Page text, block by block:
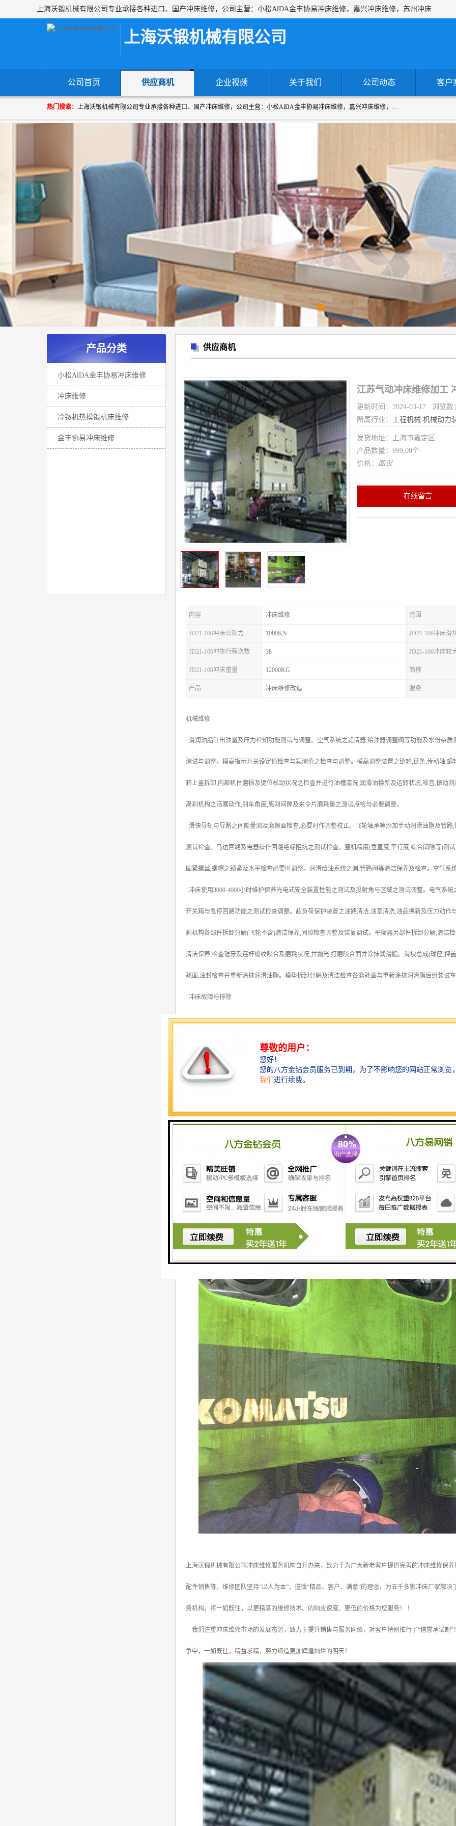
上海沃锻机械有限公司专业承接各种进口、国产冲床维修，公司主营：小松AlDA金丰协易冲床维修，嘉兴冲床维修，苏州冲床维修，冷镦机热模锻机床维修，提供各种冲床配件！！一站式服务为您解决一切冲床问题！
上海沃锻机械有限公司
公司首页 供应商机 企业视频 关于我们 公司动态 客户
热门搜索： 上海沃锻机械有限公司专业承接各种进口、国产冲床维修，公司主营：小松AlDA金丰协易冲床维修，嘉兴冲床维修，苏州冲床维修，冷镦机热模锻机床维修，提供各种冲床配件！！一站式服务为您解决一切冲床问题！
产品分类
小松AlDA金丰协易冲床维修
冲床维修
冷镦机热模锻机床维修
金丰协易冲床维修
供应商机
江苏气动冲床维修加工
更新时间：2024-03-17 浏览数
所属行业： 工程机械 机械动力
发货地址：上海市嘉定区
产品数量：999.00个
价格： 面议
在线留言
内容 冲床维修 范围
JD21-100冲床公称力 1000KN JD21-100冲床滑
JD21-100冲床行程次数 38 JD21-100冲床较
JD21-100冲床重量 12000KG 简称
产品 冲床维修改造 服务
机械维修
滑润油脂吐出油量及压力检知功能测试与调整。空气系统之滤清器,给油器调整阀等功能及水份杂
测试与调整。模高指示开关设定值检查与实测值之检查与调整。模高调整装置之链轮,链条,传动轴,
箱上盖拆卸,内部机件磨损及键位松动状况之检查并进行油槽清洗,润滑油换新及运转状况,噪音,振动
离刹机构之活塞动作,刹车角度,离刹间隙及来令片磨耗量之测试点检与必要调整。
滑快导轨与导路之间隙量测及磨擦面检查,必要时作调整校正。飞轮轴承等添加手动润滑油脂及管
测试检查。马达回路及电器操作回路绝缘阻抗之测试检查。整机精度(垂直度,平行度,综合间隙等)测
固紧螺丝,螺帽之锁紧及水平检查必要时调整。润滑给油系统之浦,管路阀等清洁保养及检查。空气系
冲床使用3000-4000小时维护保养光电式安全装置性能之测试及投射角与区域之测试调整。电气系
开关箱与急停回路功能之测试检查调整。超负荷保护装置之油路清洁,油室清洗,油品换新及压力动
刹机构各部件拆卸分解(飞轮不含)清洁保养,间隙检查调整及装复调试。平衡器另部件拆卸分解,清洁
清洁保养,检查锯牙及连杆螺纹咬合及磨耗状况,并抛光,打磨咬合面并涂抹润滑脂。滑块总成(球座,押
耗面,油封检查并重新涂抹润滑油脂。模垫拆卸分解及清洁检查各磨耗面与重新涂抹润滑脂后组装试
冲床故障与排除
1 、曲轴轴承发热 轴套刮的不好,润滑不良 重新刮研铜瓦,检查润滑情况。
3 、导轨烧灼 导轨间隙过小、润滑不良 、接触不良 重新研刮导轨 、调整间隙 、注意润滑
4 、操作时离合器不结合或结合后脱不开 回转健用弹簧失去弹性键配合过紧 更换弹簧、研刮键的结
6 、退料板不工作 打料碰头位置不对 调整碰头位置用手转动飞轮试退
7、连杆螺丝发生转动或冲击 锁紧装置松动 旋转锁紧装置
8、连杆螺丝球头在滑块球垫内冲击 球头与球垫压盖接触不良,压盖螺丝松动 刮研球头、球垫、拧紧
相关推举:
上海沃锻机械有限公司冲床维修服务机构自开办来，致力于为广大新老客户提供完善的冲床维修保
配件销售等，维修团队坚持“以人为本”，遵循“精品、客户、满意”的理念，为五千多家冲床厂家解
务机构，将一如既往，以更精湛的维修技术、的响应速度、更低的价格为您服务！ ！
我们注重冲床维修市场的发展态势，致力于提升销售与服务网络，对客户特别推行了“信誉承诺制
争中，一如既往，精益求精，努力缔造更加辉煌灿烂的明天！